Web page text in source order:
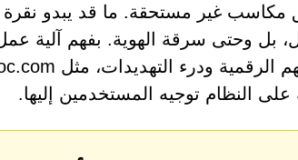
مكاسب غير مستحقة. ما قد يبدو نقرة
بل وحتى سرقة الهوية. بفهم آلية
على النظام توجيه المستخدمين إليها.